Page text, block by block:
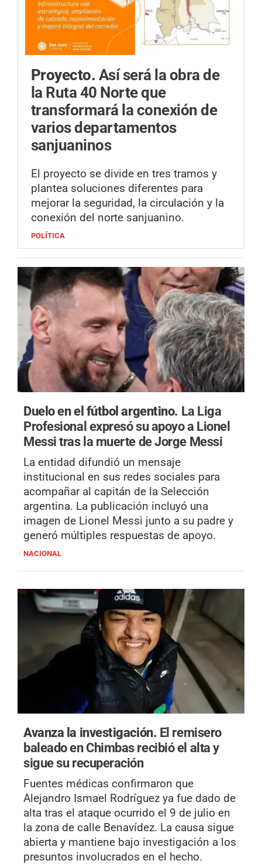
Proyecto. Así será la obra de
la Ruta 40 Norte que
transformará la conexión de
varios departamentos
sanjuaninos
El proyecto se divide en tres tramos y
plantea soluciones diferentes para
mejorar la seguridad, la circulación y la
conexión del norte sanjuanino.
POLÍTICA
Duelo en el fútbol argentino. La Liga
Profesional expresó su apoyo a Lionel
Messi tras la muerte de Jorge Messi
La entidad difundió un mensaje
institucional en sus redes sociales para
acompañar al capitán de la Selección
argentina. La publicación incluyó una
imagen de Lionel Messi junto a su padre y
generó múltiples respuestas de apoyo.
NACIONAL
Avanza la investigación. El remisero
baleado en Chimbas recibió el alta y
sigue su recuperación
Fuentes médicas confirmaron que
Alejandro Ismael Rodríguez ya fue dado de
alta tras el ataque ocurrido el 9 de julio en
la zona de calle Benavídez. La causa sigue
abierta y mantiene bajo investigación a los
presuntos involucrados en el hecho.